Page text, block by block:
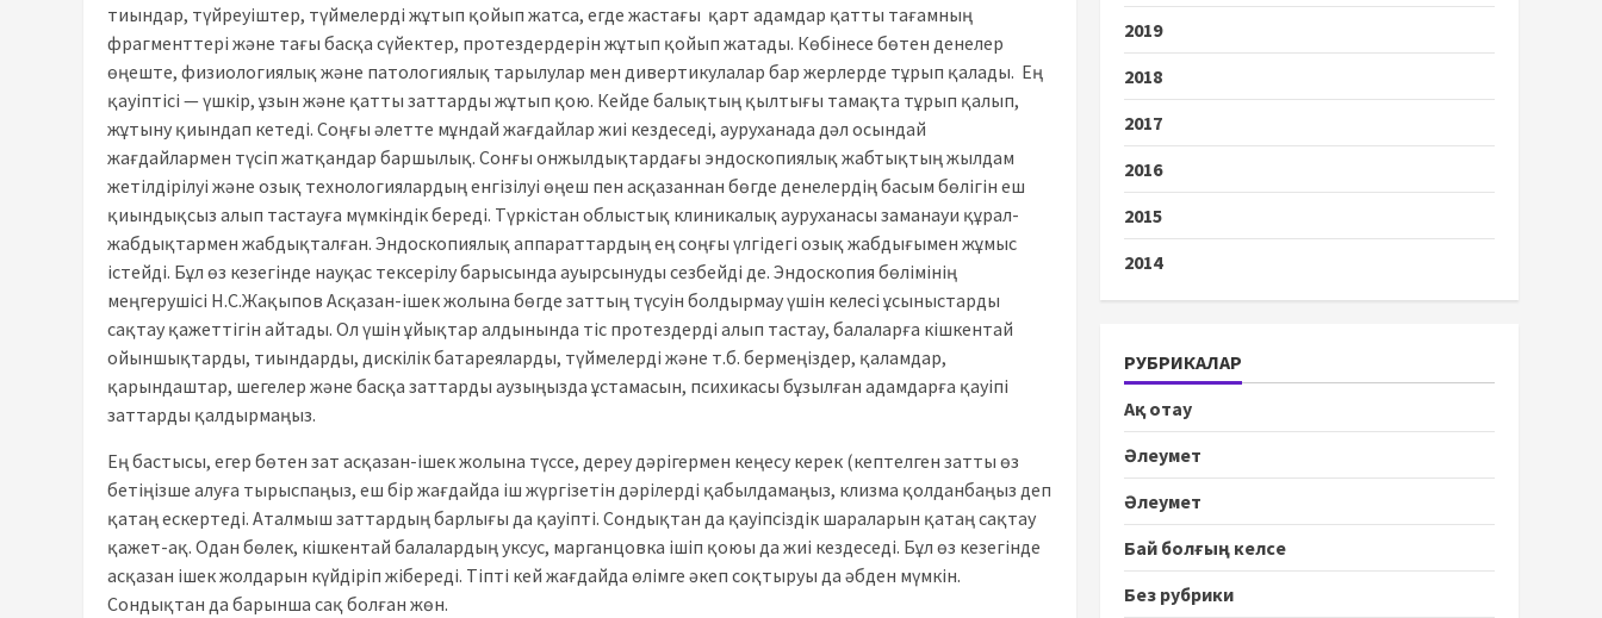
тиындар, түйреуіштер, түймелерді жұтып қойып жатса, егде жастағы қарт адамдар қатты тағамның
фрагменттері және тағы басқа сүйектер, протездердерін жұтып қойып жатады. Көбінесе бөтен денелер
өңеште, физиологиялық және патологиялық тарылулар мен дивертикулалар бар жерлерде тұрып қалады. Ең
қауіптісі — үшкір, ұзын және қатты заттарды жұтып қою. Кейде балықтың қылтығы тамақта тұрып қалып,
жұтыну қиындап кетеді. Соңғы әлетте мұндай жағдайлар жиі кездеседі, ауруханада дәл осындай
жағдайлармен түсіп жатқандар баршылық. Сонғы онжылдықтардағы эндоскопиялық жабтықтың жылдам
жетілдірілуі және озық технологиялардың енгізілуі өңеш пен асқазаннан бөгде денелердің басым бөлігін еш
қиындықсыз алып тастауға мүмкіндік береді. Түркістан облыстық клиникалық ауруханасы заманауи құрал-
жабдықтармен жабдықталған. Эндоскопиялық аппараттардың ең соңғы үлгідегі озық жабдығымен жұмыс
істейді. Бұл өз кезегінде науқас тексерілу барысында ауырсынуды сезбейді де. Эндоскопия бөлімінің
меңгерушісі Н.С.Жақыпов Асқазан-ішек жолына бөгде заттың түсуін болдырмау үшін келесі ұсыныстарды
сақтау қажеттігін айтады. Ол үшін ұйықтар алдынында тіс протездерді алып тастау, балаларға кішкентай
ойыншықтарды, тиындарды, дискілік батареяларды, түймелерді және т.б. бермеңіздер, қаламдар,
қарындаштар, шегелер және басқа заттарды аузыңызда ұстамасын, психикасы бұзылған адамдарға қауіпі
заттарды қалдырмаңыз.
Ең бастысы, егер бөтен зат асқазан-ішек жолына түссе, дереу дәрігермен кеңесу керек (кептелген затты өз
бетіңізше алуға тырыспаңыз, еш бір жағдайда іш жүргізетін дәрілерді қабылдамаңыз, клизма қолданбаңыз деп
қатаң ескертеді. Аталмыш заттардың барлығы да қауіпті. Сондықтан да қауіпсіздік шараларын қатаң сақтау
қажет-ақ. Одан бөлек, кішкентай балалардың уксус, марганцовка ішіп қоюы да жиі кездеседі. Бұл өз кезегінде
асқазан ішек жолдарын күйдіріп жібереді. Тіпті кей жағдайда өлімге әкеп соқтыруы да әбден мүмкін.
Сондықтан да барынша сақ болған жөн.
2019
2018
2017
2016
2015
2014
РУБРИКАЛАР
Ақ отау
Әлеумет
Әлеумет
Бай болғың келсе
Без рубрики